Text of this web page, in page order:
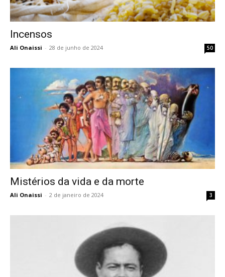
Incensos
Ali Onaissi - 28 de junho de 2024 50
Mistérios da vida e da morte
Ali Onaissi - 2 de janeiro de 2024 3